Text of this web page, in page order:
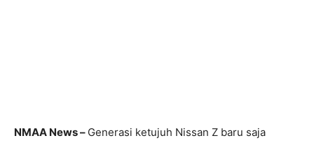
NMAA News – Generasi ketujuh Nissan Z baru saja